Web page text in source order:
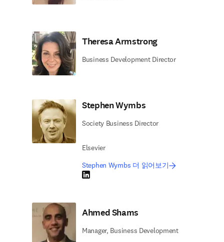
Theresa Armstrong
Business Development Director
Stephen Wymbs
Society Business Director
Elsevier
Stephen Wymbs 더 읽어보기
LinkedIn 새 탭/창에서 열기
Ahmed Shams
Manager, Business Development